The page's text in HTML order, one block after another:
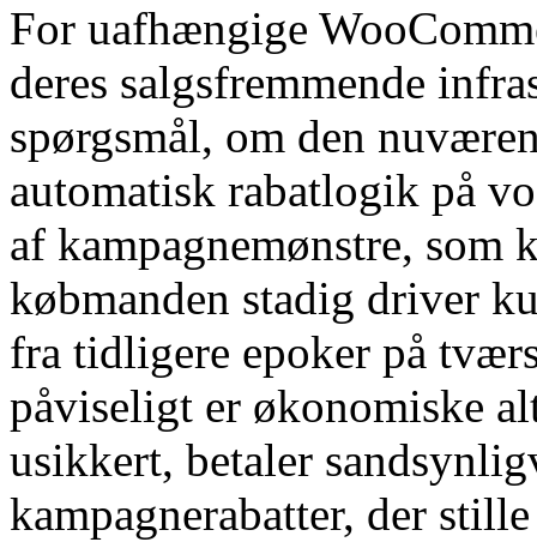
For uafhængige
deres salgsfremmende
spørgsmål, om den
automatisk rabatlogik på
af kampagnemønstre, som
købmanden stadig driver
fra tidligere epoker på
påviseligt er økonomiske
usikkert, betaler
kampagnerabatter, der